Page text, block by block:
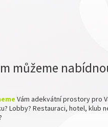
můžeme
Vám adekvátní prostory pro
Lobby? Restauraci, hotel, klub